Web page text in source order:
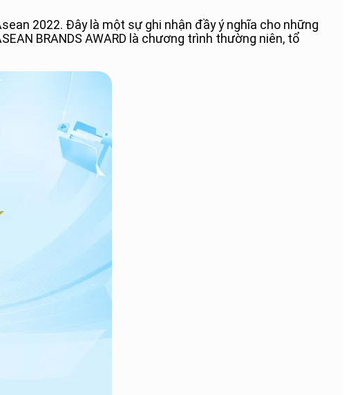
2022. Đây là một sự ghi nhận đầy ý nghĩa cho những
BRANDS AWARD là chương trình thường niên, tổ